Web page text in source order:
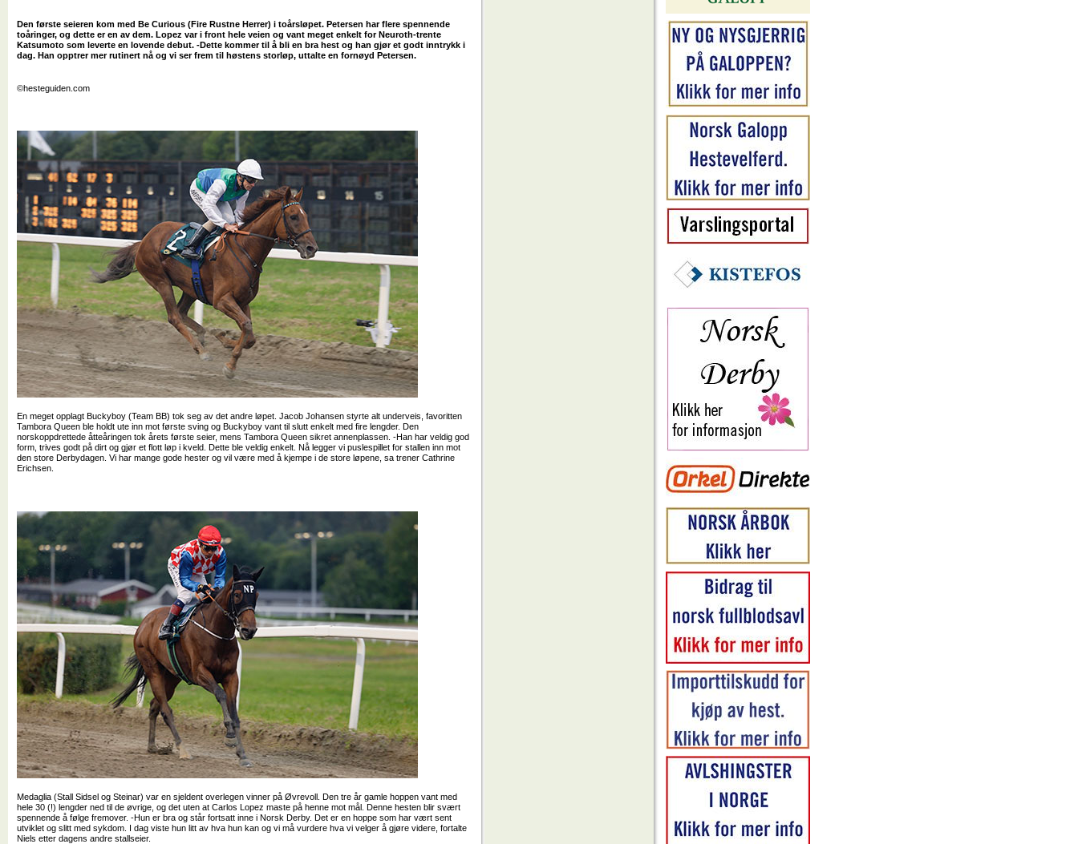
Den første seieren kom med Be Curious (Fire Rustne Herrer) i toårsløpet. Petersen har flere spennende
toåringer, og dette er en av dem. Lopez var i front hele veien og vant meget enkelt for Neuroth-trente
Katsumoto som leverte en lovende debut. -Dette kommer til å bli en bra hest og han gjør et godt inntrykk i
dag. Han opptrer mer rutinert nå og vi ser frem til høstens storløp, uttalte en fornøyd Petersen.
©hesteguiden.com
En meget opplagt Buckyboy (Team BB) tok seg av det andre løpet. Jacob Johansen styrte alt underveis, favoritten
Tambora Queen ble holdt ute inn mot første sving og Buckyboy vant til slutt enkelt med fire lengder. Den
norskoppdrettede åtteåringen tok årets første seier, mens Tambora Queen sikret annenplassen. -Han har veldig god
form, trives godt på dirt og gjør et flott løp i kveld. Dette ble veldig enkelt. Nå legger vi puslespillet for stallen inn mot
den store Derbydagen. Vi har mange gode hester og vil være med å kjempe i de store løpene, sa trener Cathrine
Erichsen.
Medaglia (Stall Sidsel og Steinar) var en sjeldent overlegen vinner på Øvrevoll. Den tre år gamle hoppen vant med
hele 30 (!) lengder ned til de øvrige, og det uten at Carlos Lopez maste på henne mot mål. Denne hesten blir svært
spennende å følge fremover. -Hun er bra og står fortsatt inne i Norsk Derby. Det er en hoppe som har vært sent
utviklet og slitt med sykdom. I dag viste hun litt av hva hun kan og vi må vurdere hva vi velger å gjøre videre, fortalte
Niels etter dagens andre stallseier.